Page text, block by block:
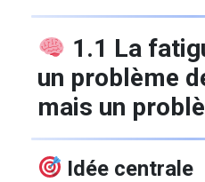
1.1 La
un problème
mais un
Idée centrale